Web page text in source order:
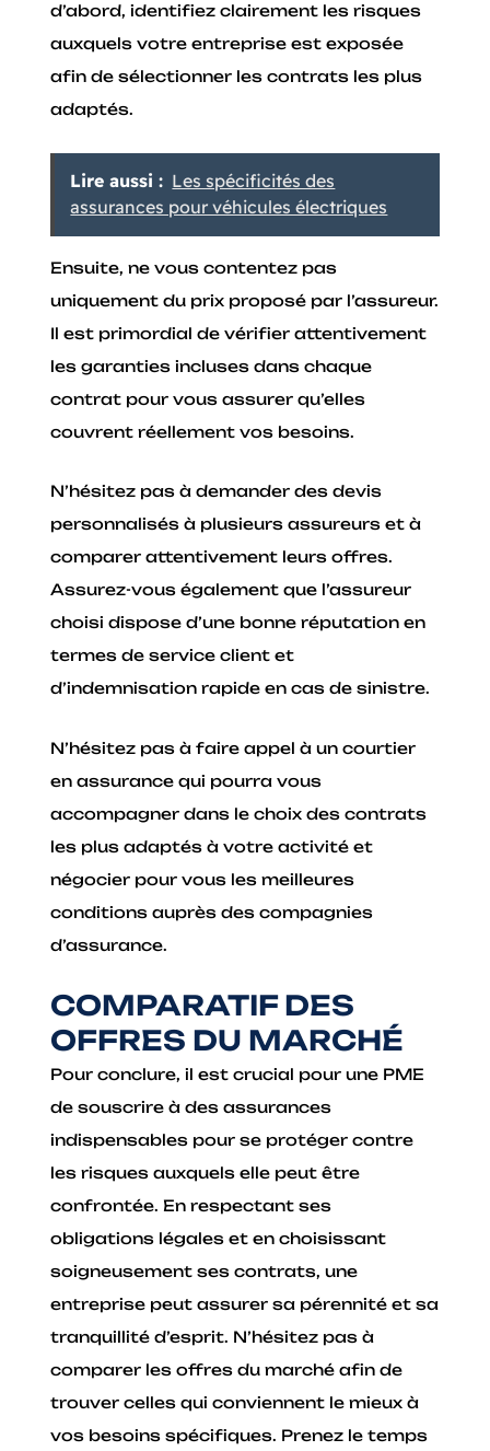
d’abord, identifiez clairement les risques
auxquels votre entreprise est exposée
afin de sélectionner les contrats les plus
adaptés.
Lire aussi : Les spécificités des
assurances pour véhicules électriques
Ensuite, ne vous contentez pas
uniquement du prix proposé par l’assureur.
Il est primordial de vérifier attentivement
les garanties incluses dans chaque
contrat pour vous assurer qu’elles
couvrent réellement vos besoins.
N’hésitez pas à demander des devis
personnalisés à plusieurs assureurs et à
comparer attentivement leurs offres.
Assurez-vous également que l’assureur
choisi dispose d’une bonne réputation en
termes de service client et
d’indemnisation rapide en cas de sinistre.
N’hésitez pas à faire appel à un courtier
en assurance qui pourra vous
accompagner dans le choix des contrats
les plus adaptés à votre activité et
négocier pour vous les meilleures
conditions auprès des compagnies
d’assurance.
COMPARATIF DES
OFFRES DU MARCHÉ
Pour conclure, il est crucial pour une PME
de souscrire à des assurances
indispensables pour se protéger contre
les risques auxquels elle peut être
confrontée. En respectant ses
obligations légales et en choisissant
soigneusement ses contrats, une
entreprise peut assurer sa pérennité et sa
tranquillité d’esprit. N’hésitez pas à
comparer les offres du marché afin de
trouver celles qui conviennent le mieux à
vos besoins spécifiques. Prenez le temps